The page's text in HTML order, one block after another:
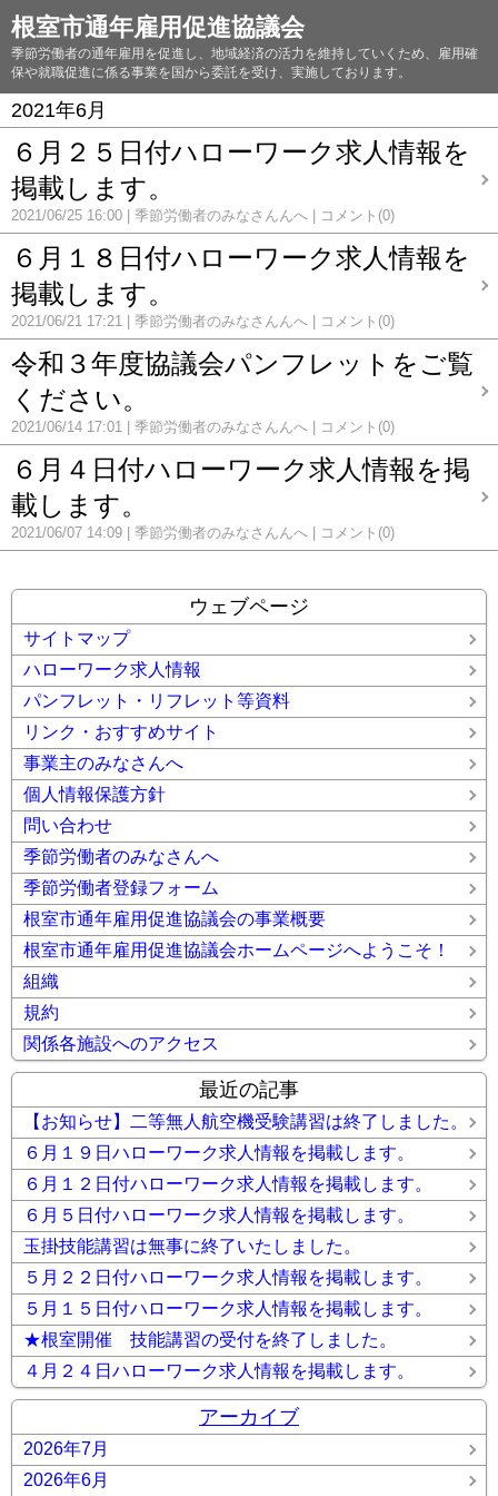
根室市通年雇用促進協議会
季節労働者の通年雇用を促進し、地域経済の活力を維持していくため、雇用確
保や就職促進に係る事業を国から委託を受け、実施しております。
2021年6月
６月２５日付ハローワーク求人情報を
掲載します。
2021/06/25 16:00 季節労働者のみなさんんへ コメント(0)
６月１８日付ハローワーク求人情報を
掲載します。
2021/06/21 17:21 季節労働者のみなさんんへ コメント(0)
令和３年度協議会パンフレットをご覧
ください。
2021/06/14 17:01 季節労働者のみなさんんへ コメント(0)
６月４日付ハローワーク求人情報を掲
載します。
2021/06/07 14:09 季節労働者のみなさんんへ コメント(0)
ウェブページ
サイトマップ
ハローワーク求人情報
パンフレット・リフレット等資料
リンク・おすすめサイト
事業主のみなさんへ
個人情報保護方針
問い合わせ
季節労働者のみなさんへ
季節労働者登録フォーム
根室市通年雇用促進協議会の事業概要
根室市通年雇用促進協議会ホームページへようこそ！
組織
規約
関係各施設へのアクセス
最近の記事
【お知らせ】二等無人航空機受験講習は終了しました。
６月１９日ハローワーク求人情報を掲載します。
６月１２日付ハローワーク求人情報を掲載します。
６月５日付ハローワーク求人情報を掲載します。
玉掛技能講習は無事に終了いたしました。
５月２２日付ハローワーク求人情報を掲載します。
５月１５日付ハローワーク求人情報を掲載します。
★根室開催 技能講習の受付を終了しました。
４月２４日ハローワーク求人情報を掲載します。
アーカイブ
2026年7月
2026年6月